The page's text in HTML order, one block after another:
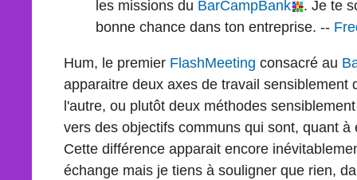
les missions du BarCampBank
. Je te
bonne chance dans ton entreprise. --
Hum, le premier FlashMeeting consacré au
apparaitre deux axes de travail sensiblement
l'autre, ou plutôt deux méthodes
vers des objectifs communs qui sont, quant
Cette différence apparait encore
échange mais je tiens à souligner que rien,